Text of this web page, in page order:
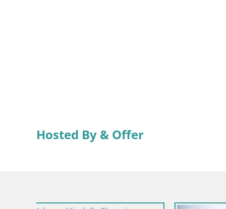
Hosted By & Offer